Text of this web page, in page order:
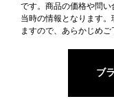
です。商品の価格や問
当時の情報となります
ますので、あらかじめご
ブ